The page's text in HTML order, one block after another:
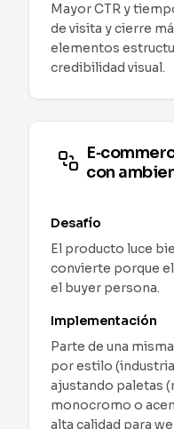
Mayor CTR y
de visita y cierre
elementos
credibilidad visual.
con
Desafío
El producto luce
convierte porque
el buyer persona.
Implementación
Parte de una
por estilo
ajustando paletas
monocromo o
alta calidad para